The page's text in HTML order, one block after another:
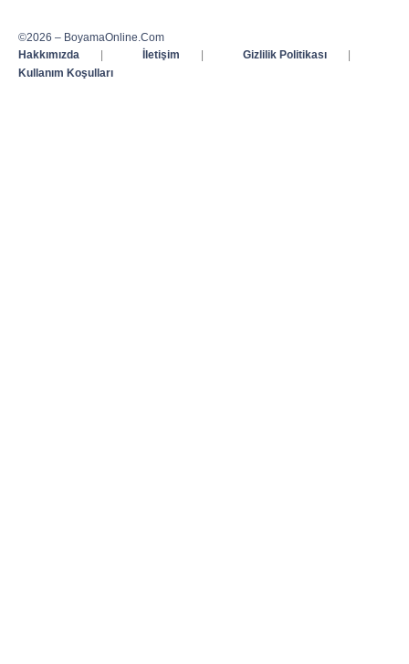
©2026 – BoyamaOnline.Com
Hakkımızda
| İletişim | Gizlilik Politikası
|
Kullanım Koşulları